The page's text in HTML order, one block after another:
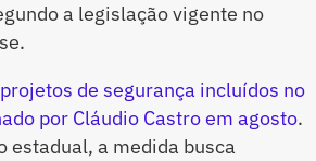
a legislação vigente no
projetos de segurança incluídos no
por Cláudio Castro em agosto.
estadual, a medida busca